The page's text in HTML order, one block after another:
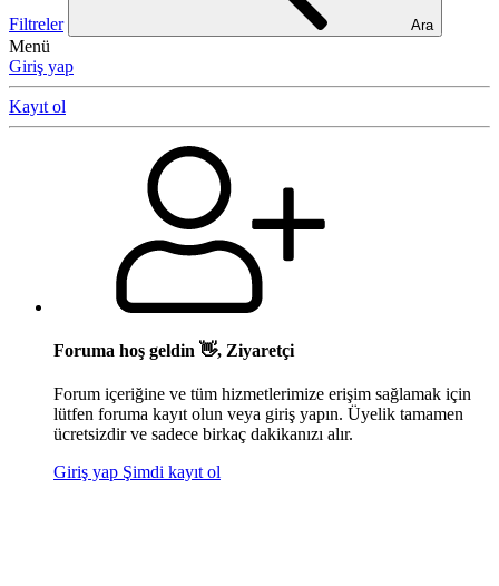
Filtreler Ara
Menü
Giriş yap
Kayıt ol
Foruma hoş geldin 👋, Ziyaretçi
Forum içeriğine ve tüm hizmetlerimize erişim sağlamak için
lütfen foruma kayıt olun veya giriş yapın. Üyelik tamamen
ücretsizdir ve sadece birkaç dakikanızı alır.
Giriş yap Şimdi kayıt ol